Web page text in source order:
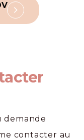
demande
contacter au